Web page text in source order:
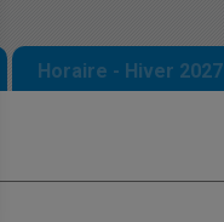
Horaire - Hiver 2027